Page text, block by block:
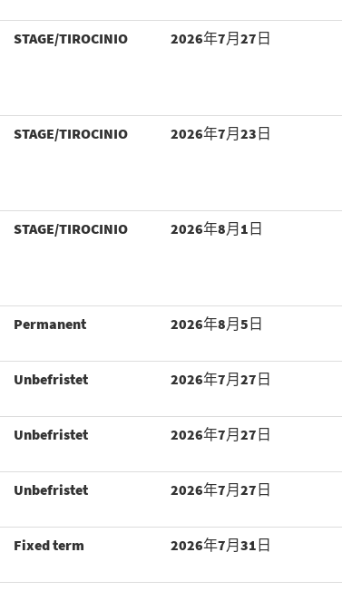
STAGE/TIROCINIO 2026年7月27日
STAGE/TIROCINIO 2026年7月23日
STAGE/TIROCINIO 2026年8月1日
Permanent 2026年8月5日
Unbefristet 2026年7月27日
Unbefristet 2026年7月27日
Unbefristet 2026年7月27日
Fixed term 2026年7月31日